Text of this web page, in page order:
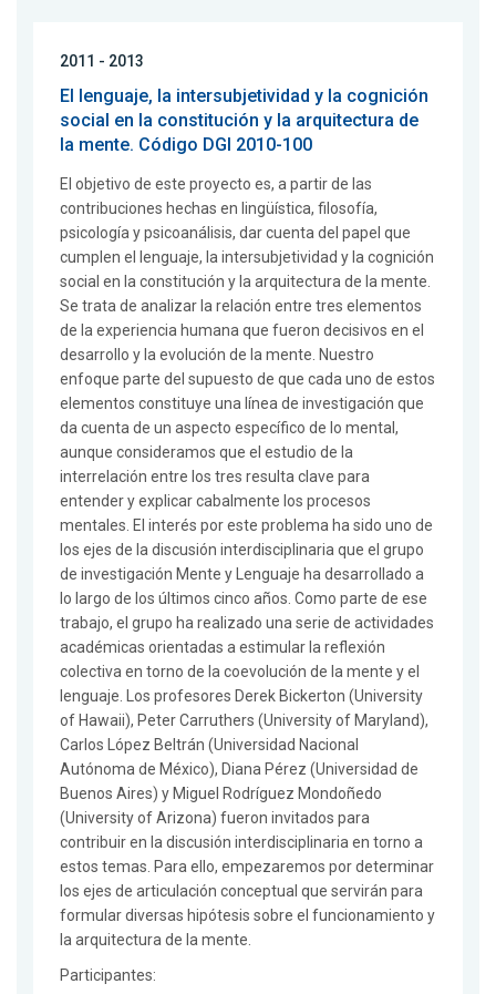
2011 - 2013
El lenguaje, la intersubjetividad y la cognición
social en la constitución y la arquitectura de
la mente. Código DGI 2010-100
El objetivo de este proyecto es, a partir de las
contribuciones hechas en lingüística, filosofía,
psicología y psicoanálisis, dar cuenta del papel que
cumplen el lenguaje, la intersubjetividad y la cognición
social en la constitución y la arquitectura de la mente.
Se trata de analizar la relación entre tres elementos
de la experiencia humana que fueron decisivos en el
desarrollo y la evolución de la mente. Nuestro
enfoque parte del supuesto de que cada uno de estos
elementos constituye una línea de investigación que
da cuenta de un aspecto específico de lo mental,
aunque consideramos que el estudio de la
interrelación entre los tres resulta clave para
entender y explicar cabalmente los procesos
mentales. El interés por este problema ha sido uno de
los ejes de la discusión interdisciplinaria que el grupo
de investigación Mente y Lenguaje ha desarrollado a
lo largo de los últimos cinco años. Como parte de ese
trabajo, el grupo ha realizado una serie de actividades
académicas orientadas a estimular la reflexión
colectiva en torno de la coevolución de la mente y el
lenguaje. Los profesores Derek Bickerton (University
of Hawaii), Peter Carruthers (University of Maryland),
Carlos López Beltrán (Universidad Nacional
Autónoma de México), Diana Pérez (Universidad de
Buenos Aires) y Miguel Rodríguez Mondoñedo
(University of Arizona) fueron invitados para
contribuir en la discusión interdisciplinaria en torno a
estos temas. Para ello, empezaremos por determinar
los ejes de articulación conceptual que servirán para
formular diversas hipótesis sobre el funcionamiento y
la arquitectura de la mente.
Participantes: